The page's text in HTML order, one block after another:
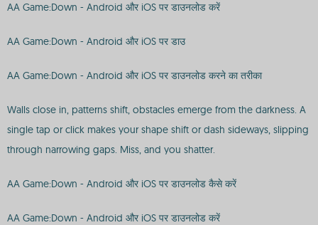
AA Game:Down - Android और iOS पर डाउनलोड करें
AA Game:Down - Android और iOS पर डाउ
AA Game:Down - Android और iOS पर डाउनलोड करने का तरीका
Walls close in, patterns shift, obstacles emerge from the darkness. A
single tap or click makes your shape shift or dash sideways, slipping
through narrowing gaps. Miss, and you shatter.
AA Game:Down - Android और iOS पर डाउनलोड कैसे करें
AA Game:Down - Android और iOS पर डाउनलोड करें